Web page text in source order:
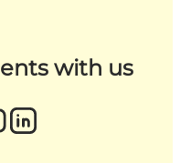
with us